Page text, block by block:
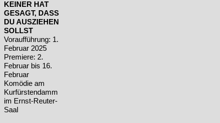
KEINER HAT
GESAGT, DASS
DU AUSZIEHEN
SOLLST
Voraufführung: 1.
Februar 2025
Premiere: 2.
Februar bis 16.
Februar
Komödie am
Kurfürstendamm
im Ernst-Reuter-
Saal